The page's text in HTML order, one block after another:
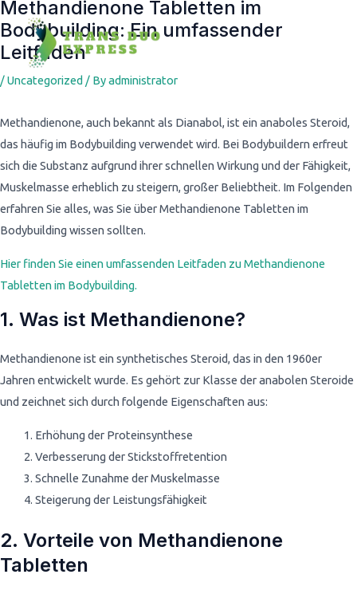
Methandienone Tabletten im
Bodybuilding: Ein umfassender
Leitfaden
/Uncategorized / Byadministrator
Methandienone, auch bekannt als Dianabol, ist ein anaboles Steroid,
das häufig im Bodybuilding verwendet wird. Bei Bodybuildern erfreut
sich die Substanz aufgrund ihrer schnellen Wirkung und der Fähigkeit,
Muskelmasse erheblich zu steigern, großer Beliebtheit. Im Folgenden
erfahren Sie alles, was Sie über Methandienone Tabletten im
Bodybuilding wissen sollten.
Hier finden Sie einen umfassenden Leitfaden zu Methandienone
Tabletten im Bodybuilding.
1. Was ist Methandienone?
Methandienone ist ein synthetisches Steroid, das in den 1960er
Jahren entwickelt wurde. Es gehört zur Klasse der anabolen Steroide
und zeichnet sich durch folgende Eigenschaften aus:
Erhöhung der Proteinsynthese
Verbesserung der Stickstoffretention
Schnelle Zunahme der Muskelmasse
Steigerung der Leistungsfähigkeit
2. Vorteile von Methandienone
Tabletten
Post
navigation